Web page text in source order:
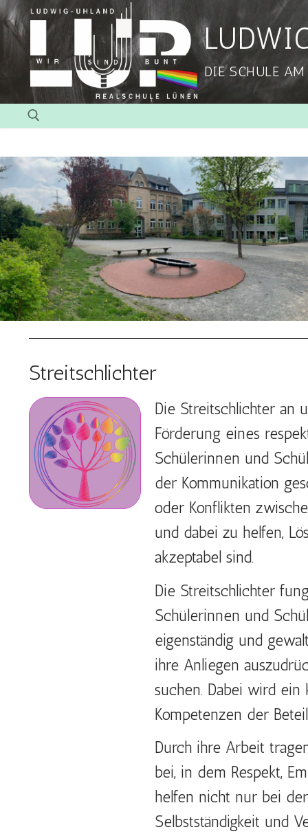
DIE SCHULE AM
Streitschlichter
Die Streitschlichter an
Förderung eines
Schülerinnen und
der Kommunikation
oder Konflikten
und dabei zu helfen,
akzeptabel sind.
Die Streitschlichter
Schülerinnen und
eigenständig und
ihre Anliegen
suchen. Dabei wird ein
Kompetenzen der
Durch ihre Arbeit
bei, in dem Respekt,
helfen nicht nur bei
Selbstständigkeit und